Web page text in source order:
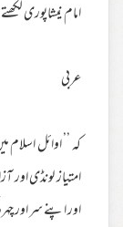
امام نیشاپوری
عربی
کہ ’’ اوائل اسلام
امتیاز لونڈی اور
اور اپنے سر اور